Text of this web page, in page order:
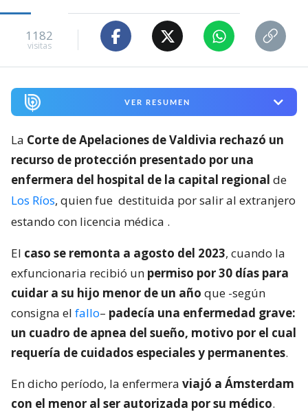
1182
visitas
VER RESUMEN
La Corte de Apelaciones de Valdivia rechazó un
recurso de protección presentado por una
enfermera del hospital de la capital regional de
Los Ríos, quien fue destituida por salir al extranjero
estando con licencia médica .
El caso se remonta a agosto del 2023, cuando la
exfuncionaria recibió un permiso por 30 días para
cuidar a su hijo menor de un año que -según
consigna el fallo– padecía una enfermedad grave:
un cuadro de apnea del sueño, motivo por el cual
requería de cuidados especiales y permanentes.
En dicho período, la enfermera viajó a Ámsterdam
con el menor al ser autorizada por su médico.